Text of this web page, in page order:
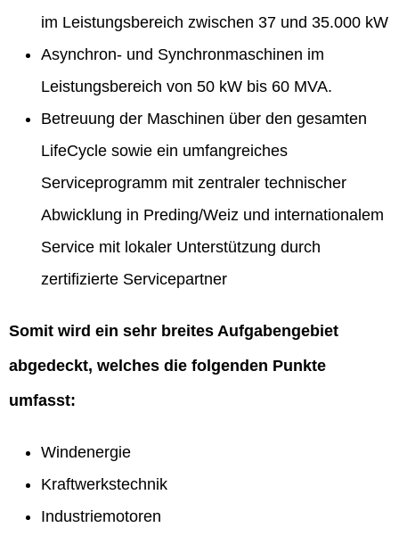
im Leistungsbereich zwischen 37 und 35.000 kW
Asynchron- und Synchronmaschinen im
Leistungsbereich von 50 kW bis 60 MVA.
Betreuung der Maschinen über den gesamten
LifeCycle sowie ein umfangreiches
Serviceprogramm mit zentraler technischer
Abwicklung in Preding/Weiz und internationalem
Service mit lokaler Unterstützung durch
zertifizierte Servicepartner
Somit wird ein sehr breites Aufgabengebiet
abgedeckt, welches die folgenden Punkte
umfasst:
Windenergie
Kraftwerkstechnik
Industriemotoren